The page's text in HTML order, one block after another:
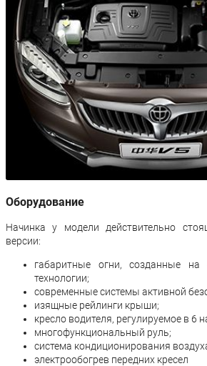
Оборудование
Начинка у модели действительно
версии:
габаритные огни, созданные на
технологии;
современные системы активной
изящные рейлинги крыши;
кресло водителя, регулируемое в 6
многофункциональный руль;
система кондиционирования
электрообогрев передних кресел